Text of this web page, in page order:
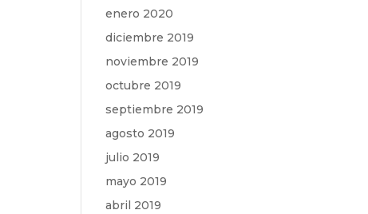
enero 2020
diciembre 2019
noviembre 2019
octubre 2019
septiembre 2019
agosto 2019
julio 2019
mayo 2019
abril 2019